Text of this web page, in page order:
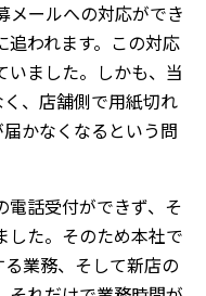
メールへの対応ができ
われます。この対応
いました。しかも、当
、店舗側で用紙切れ
かなくなるという問
電話受付ができず、そ
した。そのため本社で
業務、そして新店の